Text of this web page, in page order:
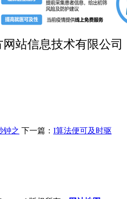
站信息技术有限公司
钟之 下一篇： I算法便可及时驱